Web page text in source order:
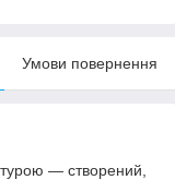
Умови повернення
— створений,